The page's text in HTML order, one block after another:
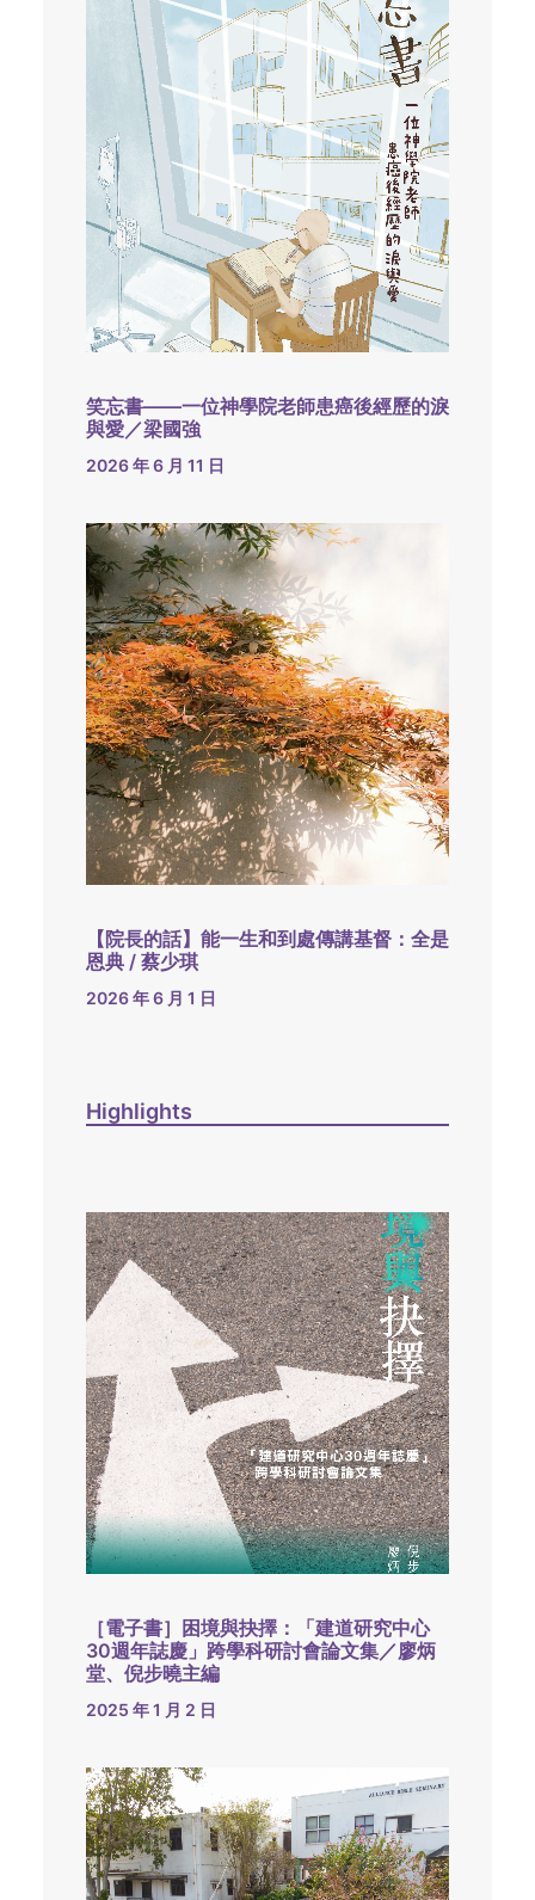
笑忘書——一位神學院老師患癌後經歷的淚
與愛／梁國強
2026 年 6 月 11 日
【院長的話】能一生和到處傳講基督：全是
恩典 / 蔡少琪
2026 年 6 月 1 日
Highlights
［電子書］困境與抉擇：「建道研究中心
30週年誌慶」跨學科研討會論文集／廖炳
堂、倪步曉主編
2025 年 1 月 2 日